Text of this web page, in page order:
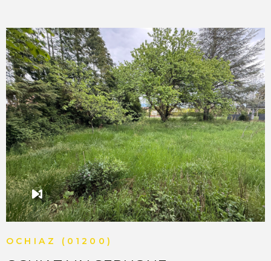
OCHIAZ (01200)
VOIR LE BIEN